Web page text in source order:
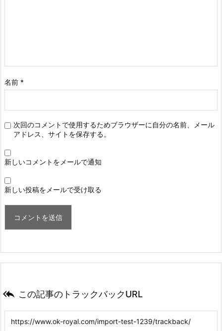
名前 *
次回のコメントで使用するためブラウザーに自分の名前、メール
アドレス、サイトを保存する。
新しいコメントをメールで通知
新しい投稿をメールで受け取る
 この記事のトラックバックURL